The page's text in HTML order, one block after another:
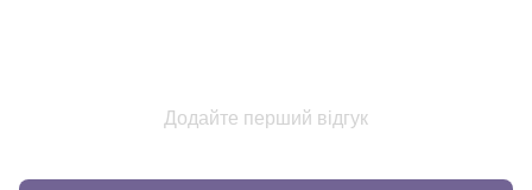
Додайте перший відгук